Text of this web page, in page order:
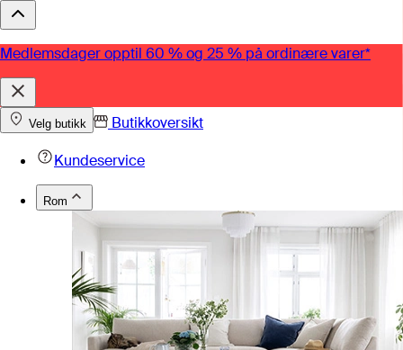
Medlemsdager opptil 60 % og 25 % på ordinære varer*
Velg butikk
Butikkoversikt
Kundeservice
Rom